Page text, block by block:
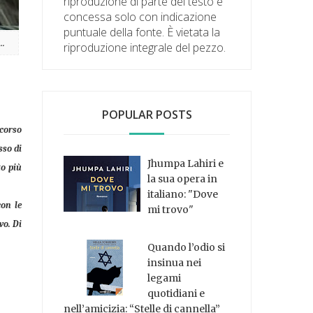
di
più
le
Di
concessa solo con indicazione
puntuale della fonte. È vietata la
riproduzione integrale del pezzo.
POPULAR POSTS
Jhumpa Lahiri e
la sua opera in
italiano: "Dove
mi trovo"
Quando l’odio si
insinua nei
legami
quotidiani e
nell’amicizia: “Stelle di cannella”